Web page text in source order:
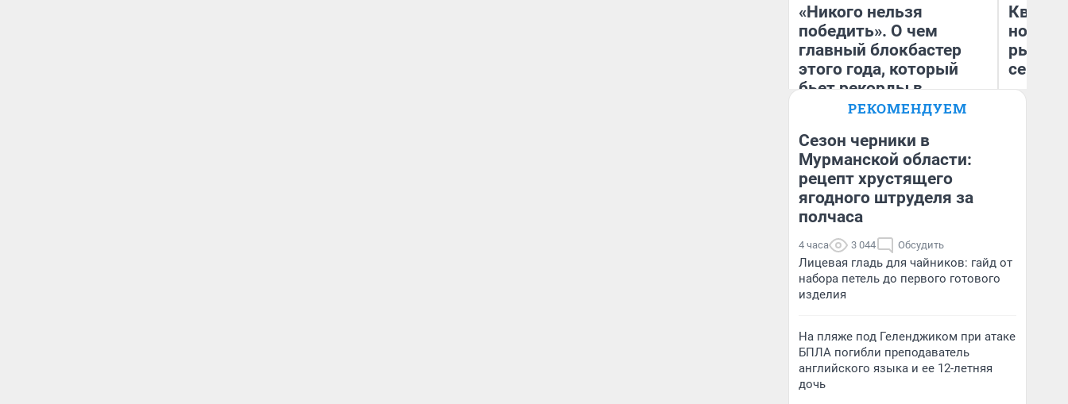
«Никого нельзя
победить». О чем
главный блокбастер
этого года, который
бьет рекорды в
прокате: честный
Нолана
Эксперт
но
рынок
РЕКОМЕНДУЕМ
Сезон черники в
Мурманской области:
рецепт хрустящего
ягодного штруделя за
полчаса
4 часа 3 044 Обсудить
Лицевая гладь для чайников: гайд от
набора петель до первого готового
изделия
На пляже под Геленджиком при атаке
БПЛА погибли преподаватель
английского языка и ее 12-летняя
дочь